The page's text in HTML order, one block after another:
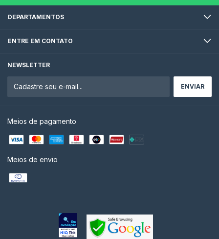
DEPARTAMENTOS
ENTRE EM CONTATO
NEWSLETTER
Meios de pagamento
Meios de envio